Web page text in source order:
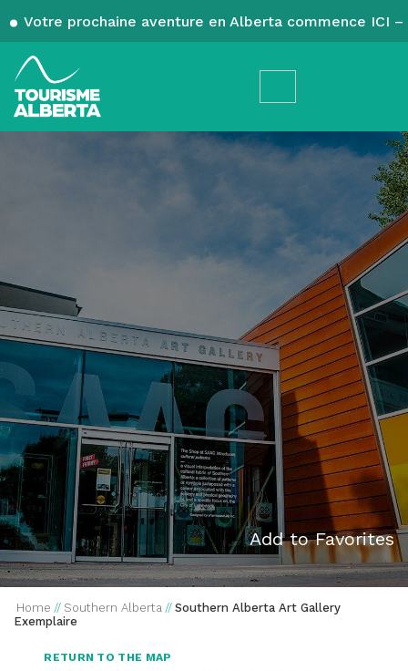
Votre prochaine aventure en Alberta commence ICI
Add to Favorites
Home // Southern Alberta // Southern Alberta Art Gallery
Exemplaire
RETURN TO THE MAP